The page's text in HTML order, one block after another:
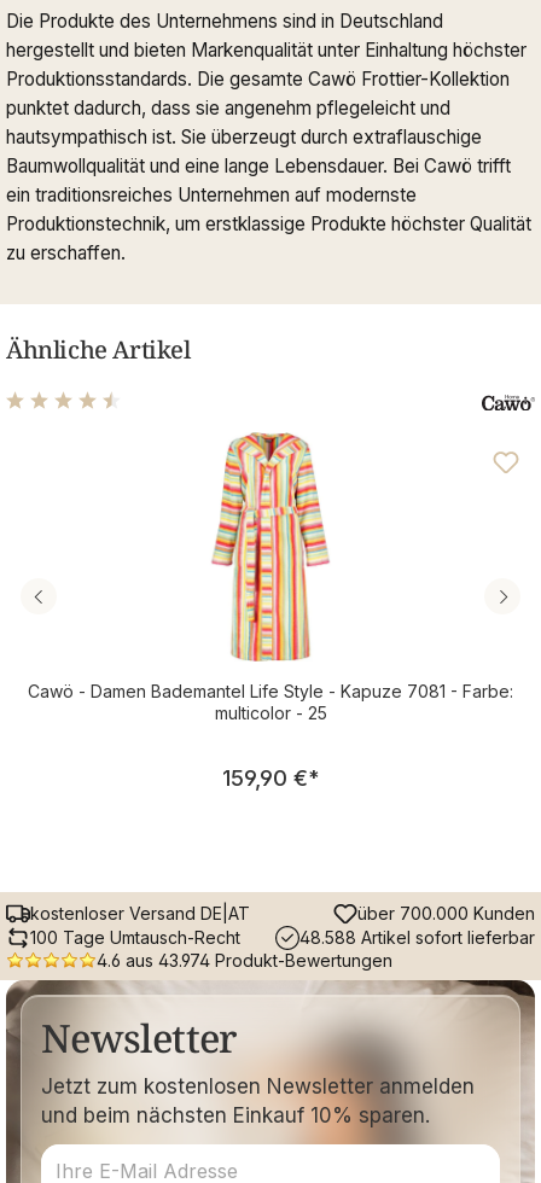
Die Produkte des Unternehmens sind in Deutschland
hergestellt und bieten Markenqualität unter Einhaltung höchster
Produktionsstandards. Die gesamte Cawö Frottier-Kollektion
punktet dadurch, dass sie angenehm pflegeleicht und
hautsympathisch ist. Sie überzeugt durch extraflauschige
Baumwollqualität und eine lange Lebensdauer. Bei Cawö trifft
ein traditionsreiches Unternehmen auf modernste
Produktionstechnik, um erstklassige Produkte höchster Qualität
zu erschaffen.
Ähnliche Artikel
Durchschnittliche Bewertung von 4.61 von 5 Sternen
Cawö - Damen Bademantel Life Style - Kapuze 7081 - Farbe:
multicolor - 25
Regulärer Preis:
159,90 €*
kostenloser Versand DE|AT
über 700.000 Kunden
100 Tage Umtausch-Recht
48.588 Artikel sofort lieferbar
4.6 aus 43.974 Produkt-Bewertungen
Newsletter
Jetzt zum kostenlosen Newsletter anmelden
und beim nächsten Einkauf 10% sparen.